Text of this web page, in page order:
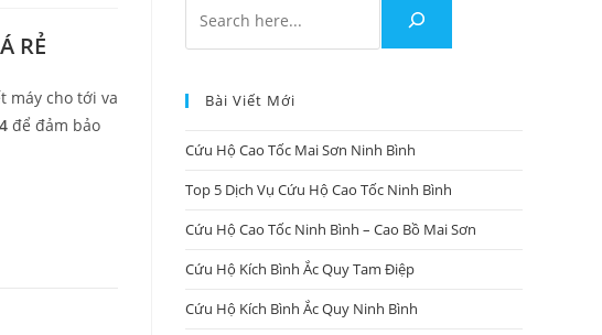
RẺ
máy cho tới va
để đảm bảo
Bài Viết Mới
Cứu Hộ Cao Tốc Mai Sơn Ninh Bình
Top 5 Dịch Vụ Cứu Hộ Cao Tốc Ninh Bình
Cứu Hộ Cao Tốc Ninh Bình – Cao Bồ Mai Sơn
Cứu Hộ Kích Bình Ắc Quy Tam Điệp
Cứu Hộ Kích Bình Ắc Quy Ninh Bình